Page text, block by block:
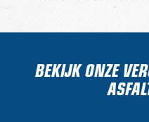
BEKIJK ONZE